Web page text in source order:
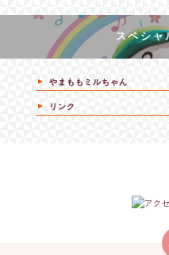
スペシャ
やまももミルちゃん
リンク